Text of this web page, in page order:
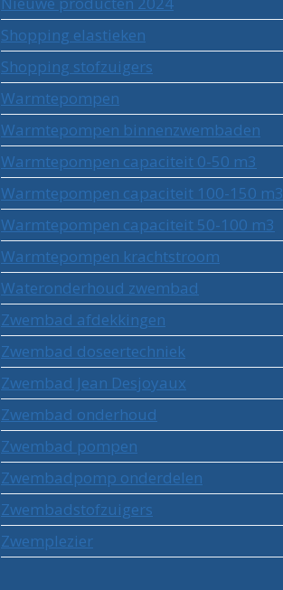
Shopping elastieken
Shopping stofzuigers
Warmtepompen
Warmtepompen binnenzwembaden
Warmtepompen capaciteit 0-50 m3
Warmtepompen capaciteit 100-150 m3
Warmtepompen capaciteit 50-100 m3
Warmtepompen krachtstroom
Wateronderhoud zwembad
Zwembad afdekkingen
Zwembad doseertechniek
Zwembad Jean Desjoyaux
Zwembad onderhoud
Zwembad pompen
Zwembadpomp onderdelen
Zwembadstofzuigers
Zwemplezier